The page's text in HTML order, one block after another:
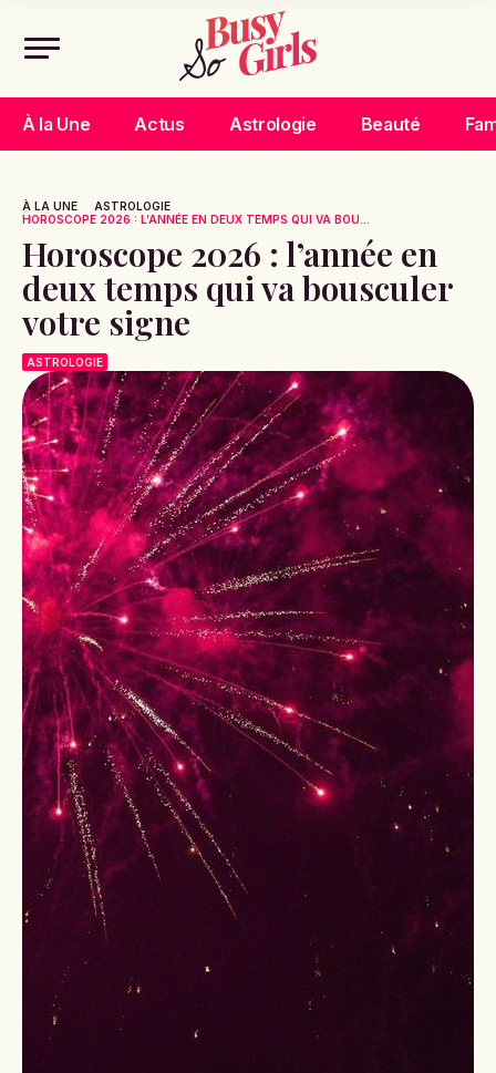
À la Une Actus Astrologie Beauté
À LA UNE
ASTROLOGIE
HOROSCOPE 2026 : L’ANNÉE EN DEUX TEMPS QUI VA BOU...
Horoscope 2026 : l’année en
deux temps qui va bousculer
votre signe
ASTROLOGIE